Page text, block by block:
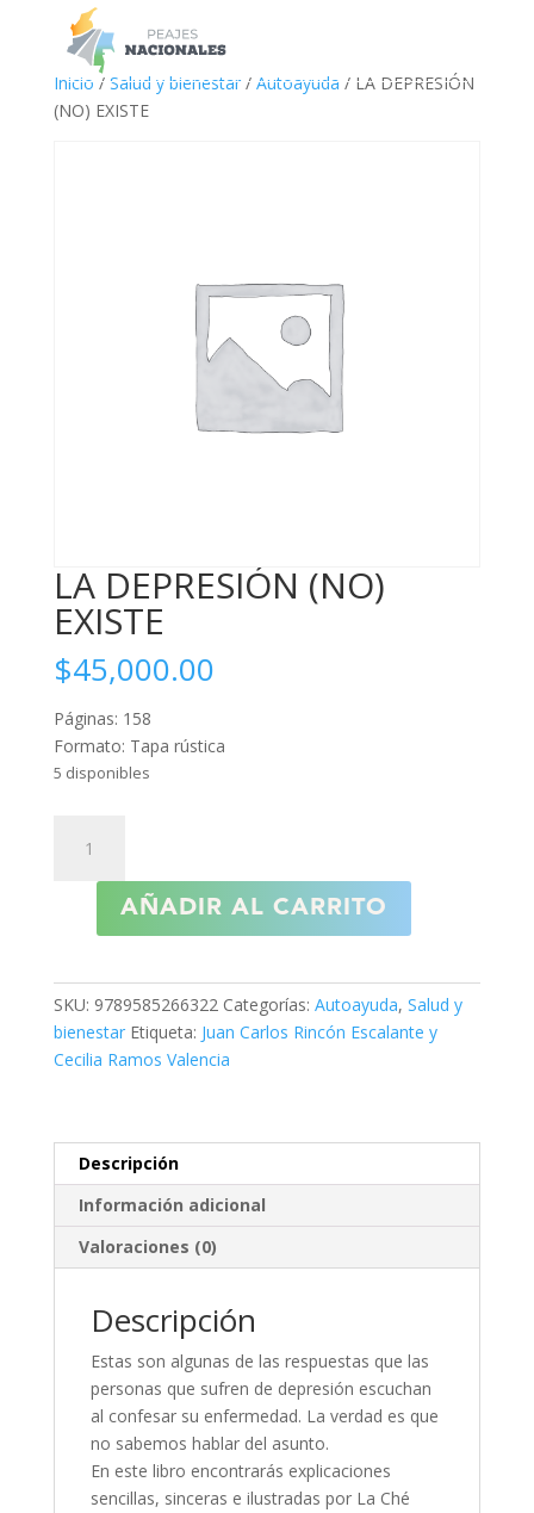
Inicio / Salud y bienestar/ Autoayuda / LA DEPRESIÓN
(NO) EXISTE
LA DEPRESIÓN (NO)
EXISTE
$45,000.00
Páginas: 158
Formato: Tapa rústica
5 disponibles
DEPRESIÓN
cantidad
AÑADIR AL CARRITO
SKU: 9789585266322 Categorías: Autoayuda, Salud y
bienestar Etiqueta: Juan Carlos Rincón Escalante y
Cecilia Ramos Valencia
Descripción
Información adicional
Valoraciones (0)
Descripción
Estas son algunas de las respuestas que las
personas que sufren de depresión escuchan
al confesar su enfermedad. La verdad es que
no sabemos hablar del asunto.
En este libro encontrarás explicaciones
sencillas, sinceras e ilustradas por La Ché